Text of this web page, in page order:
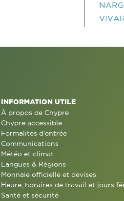
INFORMATION UTILE
À propos de Chypre
Chypre accessible
Formalités d'entrée
Communications
Météo et climat
Langues & Régions
Monnaie officielle et devises
Heure, horaires de travail et jours
Santé et sécurité